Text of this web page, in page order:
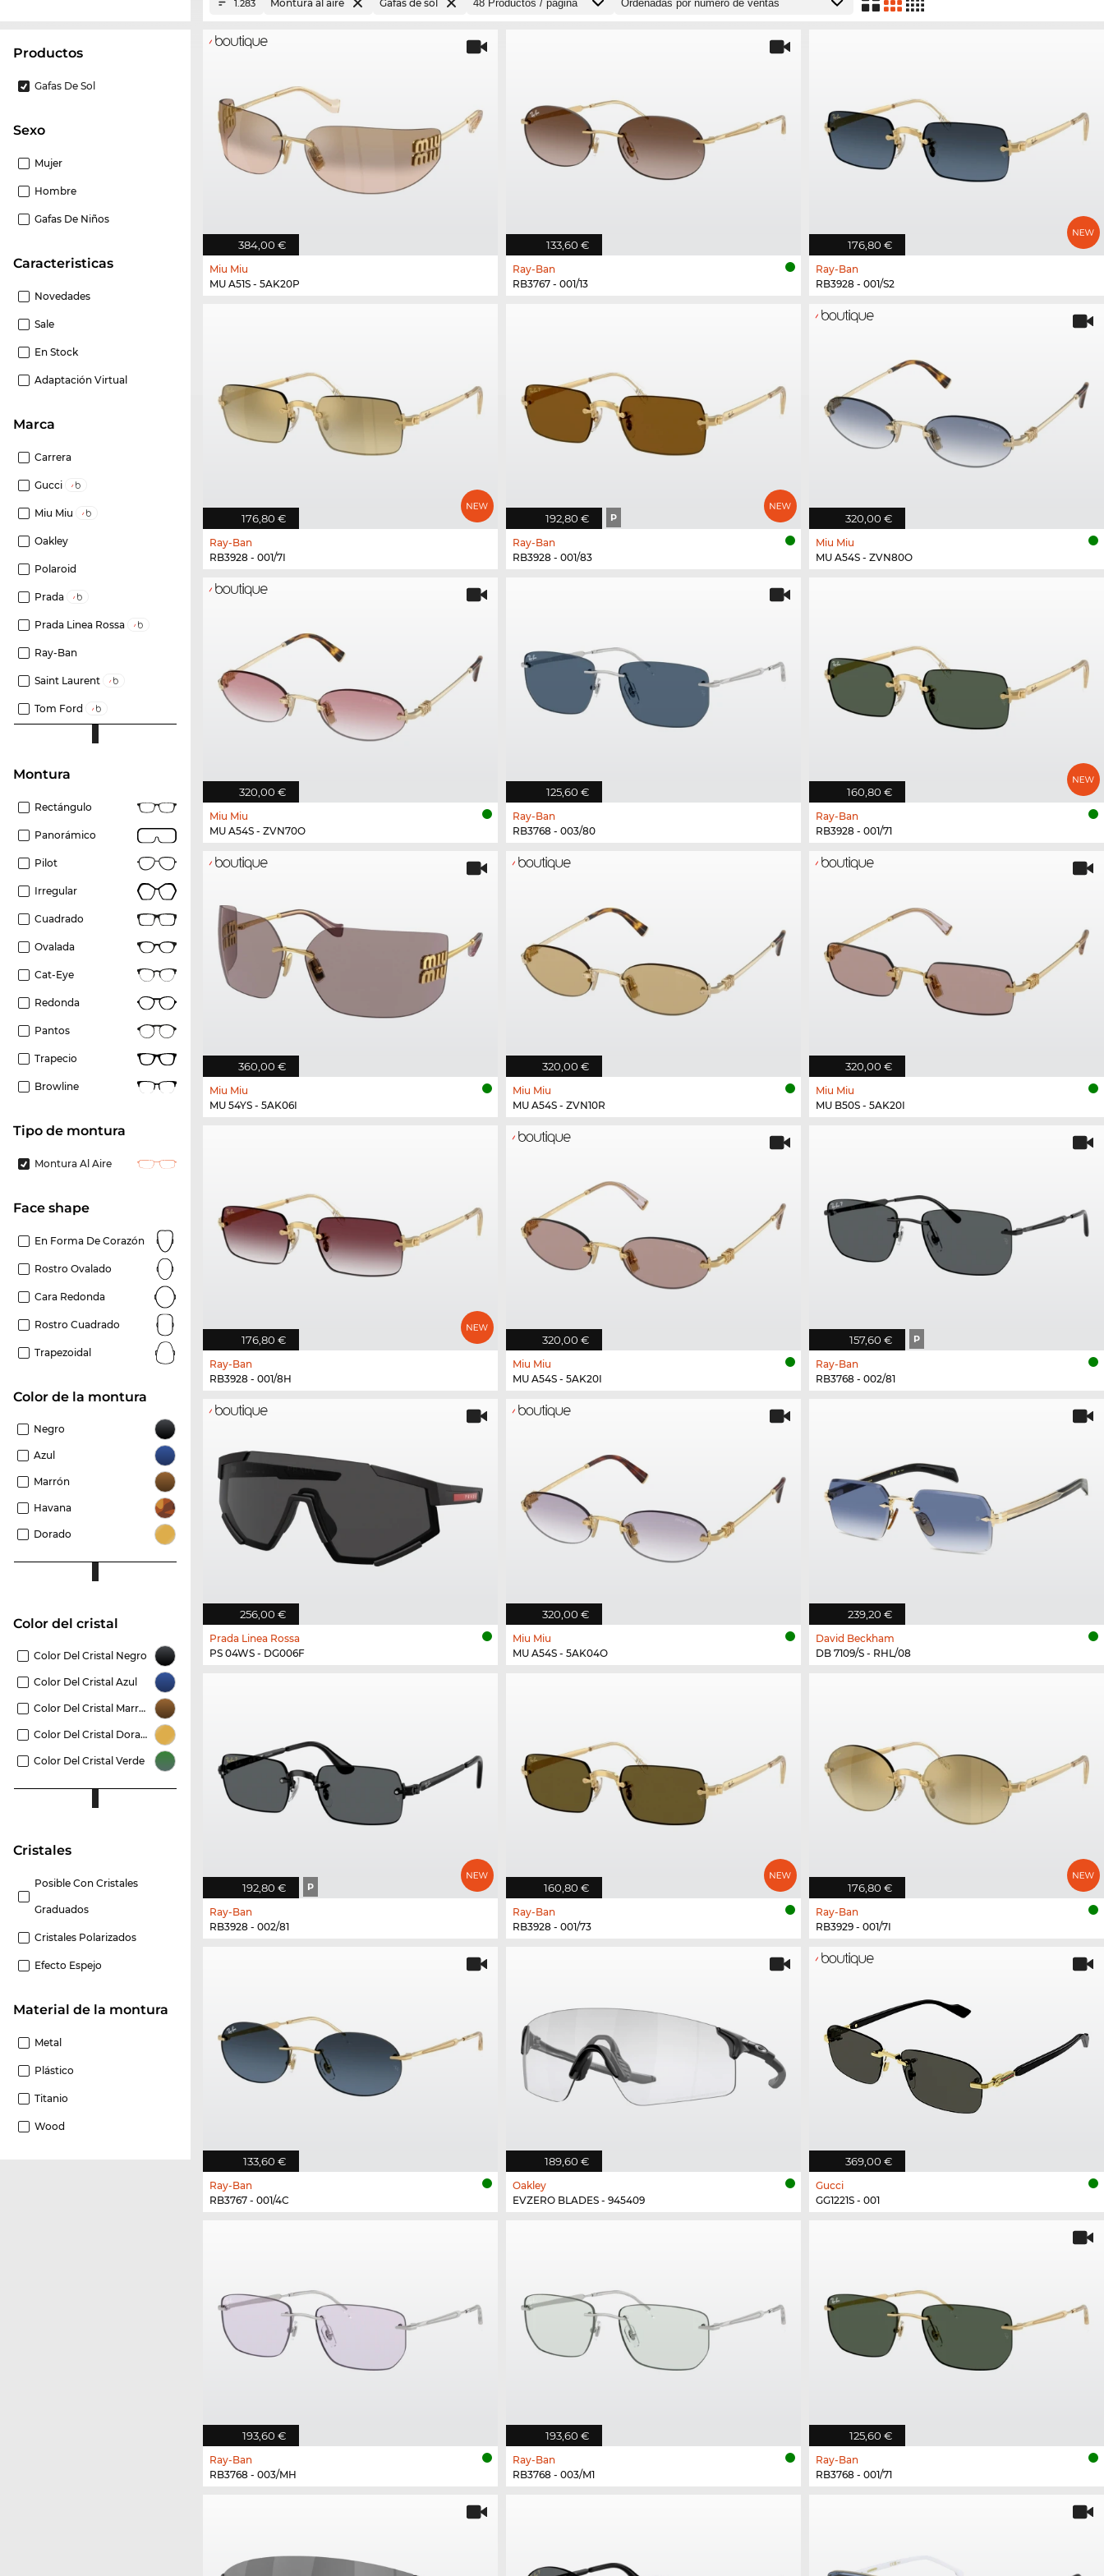
Productos
Gafas De Sol
Sexo
Mujer
Hombre
Gafas De Niños
Caracteristicas
Novedades
Sale
En Stock
Adaptación Virtual
Marca
Carrera
Gucci
Miu Miu
Oakley
Polaroid
Prada
Prada Linea Rossa
Ray-Ban
Saint Laurent
Tom Ford
Montura
Rectángulo
Panorámico
Pilot
Irregular
Cuadrado
Ovalada
Cat-Eye
Redonda
Pantos
Trapecio
Browline
Tipo de montura
Montura Al Aire
Face shape
En Forma De Corazón
Rostro Ovalado
Cara Redonda
Rostro Cuadrado
Trapezoidal
Color de la montura
Negro
Azul
Marrón
Havana
Dorado
Color del cristal
Color Del Cristal Negro
Color Del Cristal Azul
Color Del Cristal Marrón
Color Del Cristal Dorado
Color Del Cristal Verde
Cristales
Posible Con Cristales
Graduados
Cristales Polarizados
Efecto Espejo
Material de la montura
Metal
Plástico
Titanio
Wood
1.283 Montura al aire Gafas de sol
384,00 €
Miu Miu
MU A51S - 5AK20P
133,60 €
Ray-Ban
RB3767 - 001/13
176,80 €
Ray-Ban
RB3928 - 001/S2
176,80 €
Ray-Ban
RB3928 - 001/7I
192,80 € P
Ray-Ban
RB3928 - 001/83
320,00 €
Miu Miu
MU A54S - ZVN80O
320,00 €
Miu Miu
MU A54S - ZVN70O
125,60 €
Ray-Ban
RB3768 - 003/80
160,80 €
Ray-Ban
RB3928 - 001/71
360,00 €
Miu Miu
MU 54YS - 5AK06I
320,00 €
Miu Miu
MU A54S - ZVN10R
320,00 €
Miu Miu
MU B50S - 5AK20I
176,80 €
Ray-Ban
RB3928 - 001/8H
320,00 €
Miu Miu
MU A54S - 5AK20I
157,60 € P
Ray-Ban
RB3768 - 002/81
256,00 €
Prada Linea Rossa
PS 04WS - DG006F
320,00 €
Miu Miu
MU A54S - 5AK04O
239,20 €
David Beckham
DB 7109/S - RHL/08
192,80 € P
Ray-Ban
RB3928 - 002/81
160,80 €
Ray-Ban
RB3928 - 001/73
176,80 €
Ray-Ban
RB3929 - 001/7I
133,60 €
Ray-Ban
RB3767 - 001/4C
189,60 €
Oakley
EVZERO BLADES - 945409
369,00 €
Gucci
GG1221S - 001
193,60 €
Ray-Ban
RB3768 - 003/MH
193,60 €
Ray-Ban
RB3768 - 003/M1
125,60 €
Ray-Ban
RB3768 - 001/71